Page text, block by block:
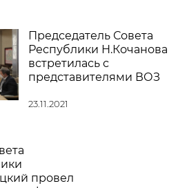
Председатель Совета
Республики Н.Кочанова
встретилась с
представителями ВОЗ
23.11.2021
провел